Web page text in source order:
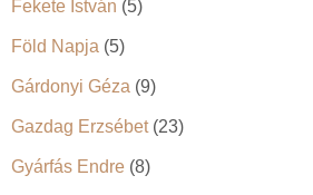
Fekete István (5)
Föld Napja (5)
Gárdonyi Géza (9)
Gazdag Erzsébet(23)
Gyárfás Endre (8)